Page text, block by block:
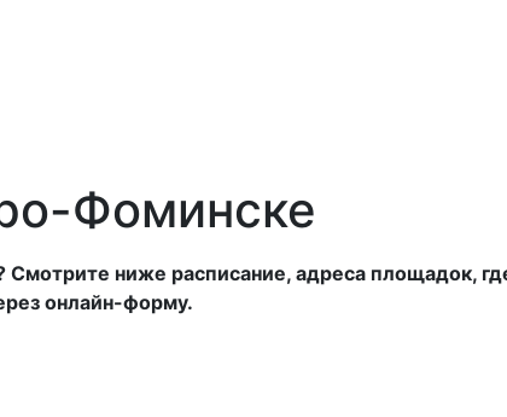
Фоминске
ниже расписание, адреса площадок,
онлайн-форму.